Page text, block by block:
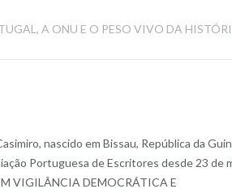
A ONU E O PESO VIVO DA
nascido em Bissau, República da
Portuguesa de Escritores desde 23 de
VIGILÂNCIA DEMOCRÁTICA E